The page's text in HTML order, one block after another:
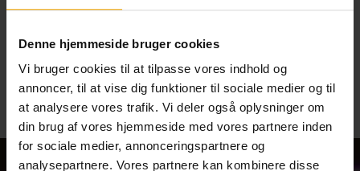
Denne hjemmeside bruger cookies
Vi bruger cookies til at tilpasse vores indhold og
annoncer, til at vise dig funktioner til sociale medier og til
at analysere vores trafik. Vi deler også oplysninger om
din brug af vores hjemmeside med vores partnere inden
for sociale medier, annonceringspartnere og
analysepartnere. Vores partnere kan kombinere disse
Se alle begivenheder